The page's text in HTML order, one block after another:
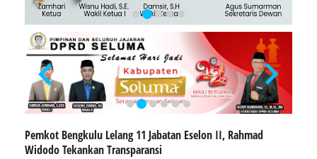
Pemkot Bengkulu Lelang 11 Jabatan Eselon II, Rahmad
Widodo Tekankan Transparansi